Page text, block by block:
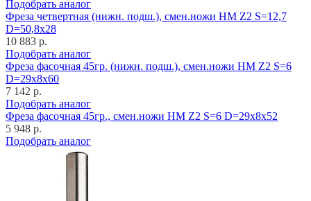
Подобрать аналог
Фреза четвертная (нижн. подш.), смен.ножи HM Z2 S=12,7
D=50,8x28
10 883 р.
Подобрать аналог
Фреза фасочная 45гр. (нижн. подш.), смен.ножи HM Z2 S=6
D=29x8x60
7 142 р.
Подобрать аналог
Фреза фасочная 45гр., смен.ножи HM Z2 S=6 D=29x8x52
5 948 р.
Подобрать аналог